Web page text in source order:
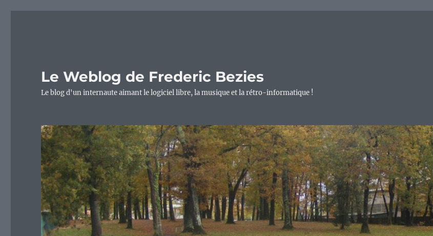
Le Weblog de Frederic Bezies
Le blog d'un internaute aimant le logiciel libre, la musique et la rétro-informatique !